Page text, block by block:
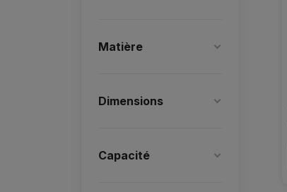
Matière
Dimensions
Capacité